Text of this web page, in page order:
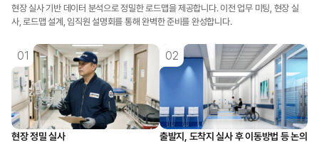
현장 실사 기반 데이터 분석으로 정밀한 로드맵을 제공합니다. 이전 업무 미팅, 현장 실
사, 로드맵 설계, 임직원 설명회를 통해 완벽한 준비를 완성합니다.
01
현장 정밀 실사
02
출발지, 도착지 실사 후 이동방법 등 논의